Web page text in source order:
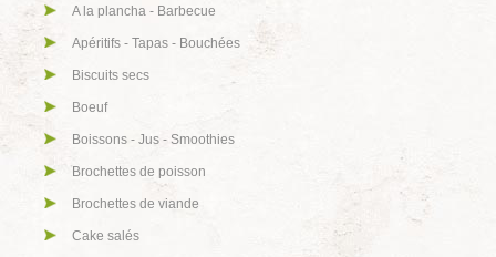
A la plancha - Barbecue
Apéritifs - Tapas - Bouchées
Biscuits secs
Boeuf
Boissons - Jus - Smoothies
Brochettes de poisson
Brochettes de viande
Cake salés